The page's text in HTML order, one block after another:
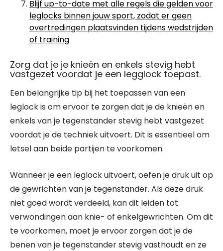
Blijf up-to-date met alle regels die gelden voor
leglocks binnen jouw sport, zodat er geen
overtredingen plaatsvinden tijdens wedstrijden
of training
Zorg dat je je knieën en enkels stevig hebt
vastgezet voordat je een legglock toepast.
Een belangrijke tip bij het toepassen van een
leglock is om ervoor te zorgen dat je de knieën en
enkels van je tegenstander stevig hebt vastgezet
voordat je de techniek uitvoert. Dit is essentieel om
letsel aan beide partijen te voorkomen.
Wanneer je een leglock uitvoert, oefen je druk uit op
de gewrichten van je tegenstander. Als deze druk
niet goed wordt verdeeld, kan dit leiden tot
verwondingen aan knie- of enkelgewrichten. Om dit
te voorkomen, moet je ervoor zorgen dat je de
benen van je tegenstander stevig vasthoudt en ze